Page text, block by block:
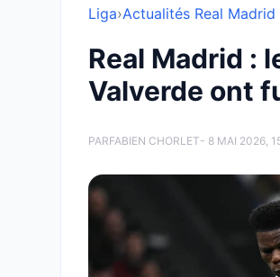
Liga›Actualités Real Madrid
Real Madrid :
Valverde ont
PARFABIEN CHORLET- 8 MAI 2026,